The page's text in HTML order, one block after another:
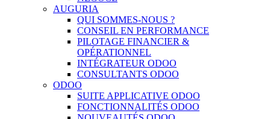
AUGURIA
QUI SOMMES-NOUS ?
CONSEIL EN PERFORMANCE
PILOTAGE FINANCIER &
OPÉRATIONNEL
INTÉGRATEUR ODOO
CONSULTANTS ODOO
ODOO
SUITE APPLICATIVE ODOO
FONCTIONNALITÉS ODOO